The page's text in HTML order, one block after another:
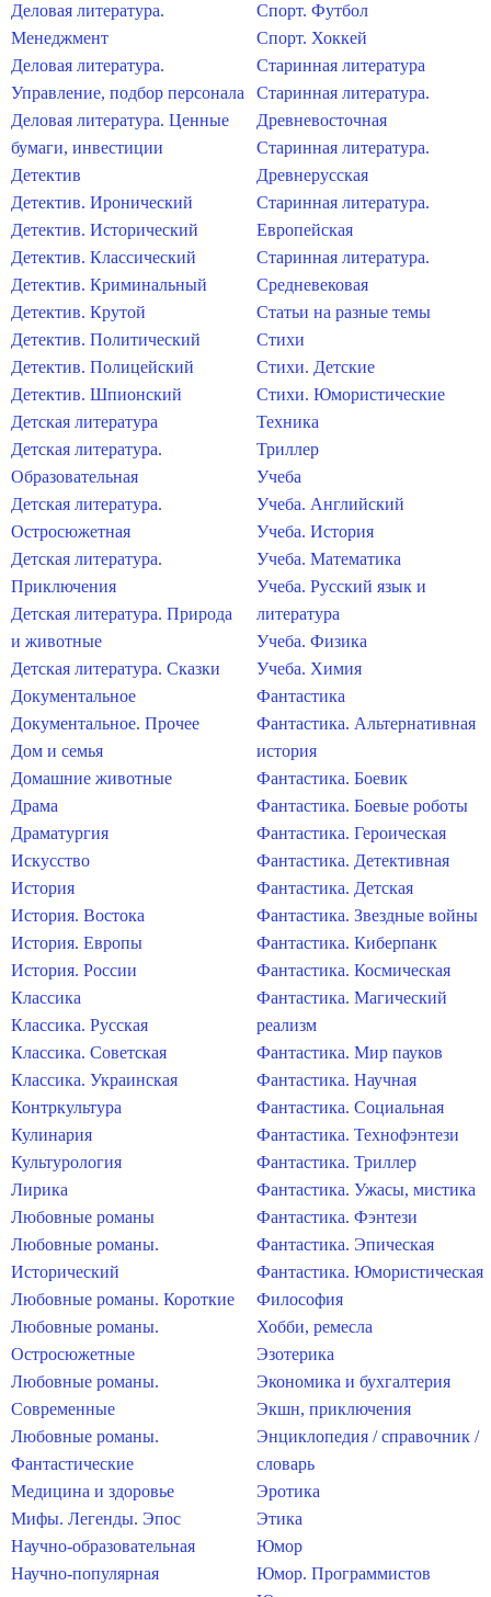
Деловая литература.
Менеджмент
Деловая литература.
Управление, подбор персонала
Деловая литература. Ценные
бумаги, инвестиции
Детектив
Детектив. Иронический
Детектив. Исторический
Детектив. Классический
Детектив. Криминальный
Детектив. Крутой
Детектив. Политический
Детектив. Полицейский
Детектив. Шпионский
Детская литература
Детская литература.
Образовательная
Детская литература.
Остросюжетная
Детская литература.
Приключения
Детская литература. Природа
и животные
Детская литература. Сказки
Документальное
Документальное. Прочее
Дом и семья
Домашние животные
Драма
Драматургия
Искусство
История
История. Востока
История. Европы
История. России
Классика
Классика. Русская
Классика. Советская
Классика. Украинская
Контркультура
Кулинария
Культурология
Лирика
Любовные романы
Любовные романы.
Исторический
Любовные романы. Короткие
Любовные романы.
Остросюжетные
Любовные романы.
Современные
Любовные романы.
Фантастические
Медицина и здоровье
Мифы. Легенды. Эпос
Научно-образовательная
Научно-популярная
Спорт. Футбол
Спорт. Хоккей
Старинная литература
Старинная литература.
Древневосточная
Старинная литература.
Древнерусская
Старинная литература.
Европейская
Старинная литература.
Средневековая
Статьи на разные темы
Стихи
Стихи. Детские
Стихи. Юмористические
Техника
Триллер
Учеба
Учеба. Английский
Учеба. История
Учеба. Математика
Учеба. Русский язык и
литература
Учеба. Физика
Учеба. Химия
Фантастика
Фантастика. Альтернативная
история
Фантастика. Боевик
Фантастика. Боевые роботы
Фантастика. Героическая
Фантастика. Детективная
Фантастика. Детская
Фантастика. Звездные войны
Фантастика. Киберпанк
Фантастика. Космическая
Фантастика. Магический
реализм
Фантастика. Мир пауков
Фантастика. Научная
Фантастика. Социальная
Фантастика. Технофэнтези
Фантастика. Триллер
Фантастика. Ужасы, мистика
Фантастика. Фэнтези
Фантастика. Эпическая
Фантастика. Юмористическая
Философия
Хобби, ремесла
Эзотерика
Экономика и бухгалтерия
Экшн, приключения
Энциклопедия / справочник /
словарь
Эротика
Этика
Юмор
Юмор. Программистов